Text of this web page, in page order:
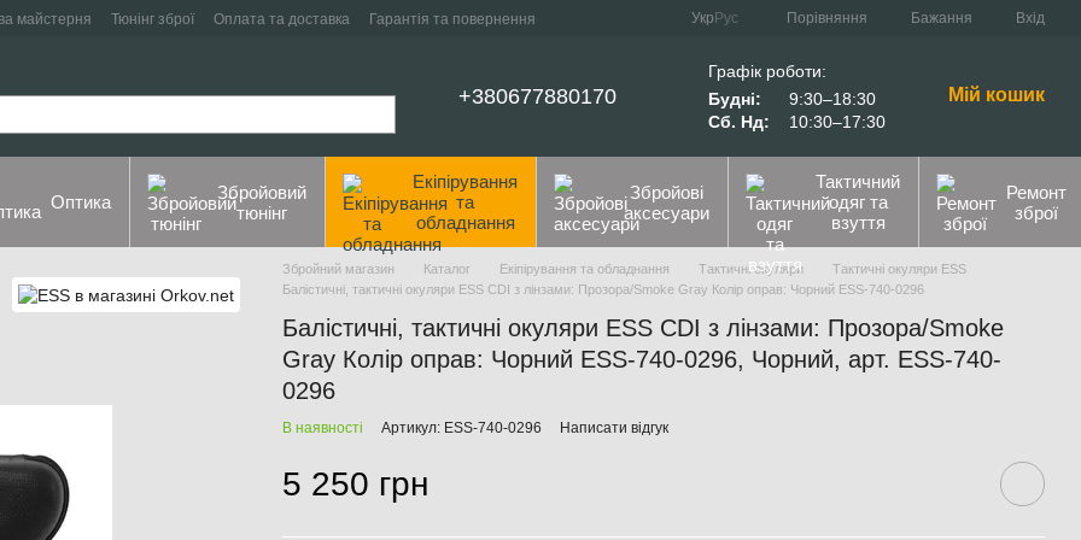
майстерня Тюнінг зброї Оплата та доставка
Гарантія та повернення
Укр Рус Порівняння Бажання Вхід
+380677880170
Графік роботи:
Будні:
9:30–18:30
Сб. Нд:
10:30–17:30
Мій кошик
Оптика
Збройовий
тюнінг
Екіпірування
та
обладнання
Збройові
аксесуари
Тактичний
одяг та
взуття
Ремонт
зброї
Збройний магазин Каталог Екіпірування та обладнання Тактичні окуляри
Тактичні окуляри ESS
Балістичні, тактичні окуляри ESS CDI з лінзами: Прозора/Smoke Gray Колір оправ: Чорний ESS-740-0296
Балістичні, тактичні окуляри ESS CDI з лінзами: Прозора/Smoke
Gray Колір оправ: Чорний ESS-740-0296, Чорний, арт. ESS-740-
0296
В наявності Артикул: ESS-740-0296 Написати відгук
5 250 грн